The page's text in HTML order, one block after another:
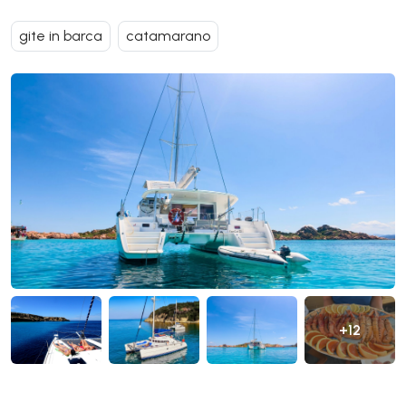
gite in barca catamarano
+12